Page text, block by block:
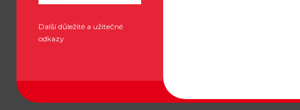
Další důležité a užitečné
odkazy